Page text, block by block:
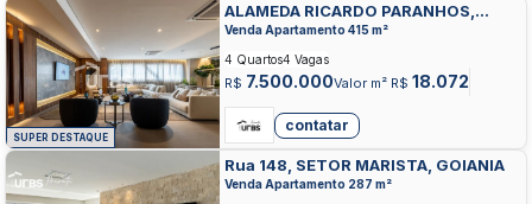
SUPER DESTAQUE
ALAMEDA RICARDO PARANHOS,
SETOR MARISTA, GOIANIA
Venda Apartamento 415 m²
R$ 7.500.000Valor m² R$ 18.072
4 Quartos4 Vagas
contatar
Rua 148, SETOR MARISTA, GOIANIA
Venda Apartamento 287 m²